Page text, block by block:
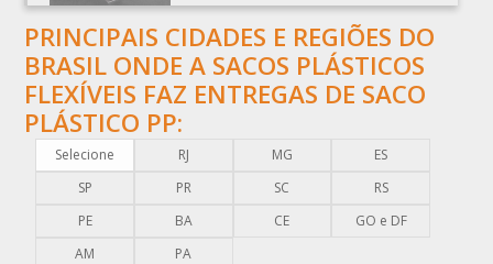
BOBINAS PLÁSTICAS RECICLADAS
BOBINAS PLÁSTICAS TÉCNICAS
CAIXA EMBALAGEM PLÁSTICA TRANSPARENTE
CAPA PLÁSTICA PARA DOCUMENTOS
CAPA PLÁSTICA PARA PALLET
COMERCIO DE EMBALAGENS PLÁSTICAS
PRINCIPAIS CIDADES E REGIÕES DO
BRASIL ONDE A SACOS PLÁSTICOS
FLEXÍVEIS FAZ ENTREGAS DE SACO
PLÁSTICO PP:
Selecione RJ MG
ES
SP
PR SC
RS
PE
BA CE
GO e DF
AM
PA